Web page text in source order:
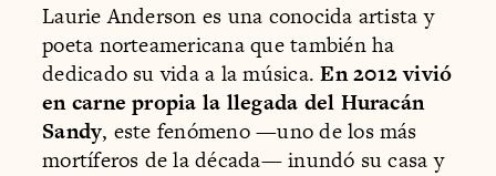
Laurie Anderson es una conocida artista y
poeta norteamericana que también ha
dedicado su vida a la música.En 2012 vivió
en carne propia la llegada del Huracán
Sandy, este fenómeno —uno de los más
mortíferos de la década— inundó su casa y